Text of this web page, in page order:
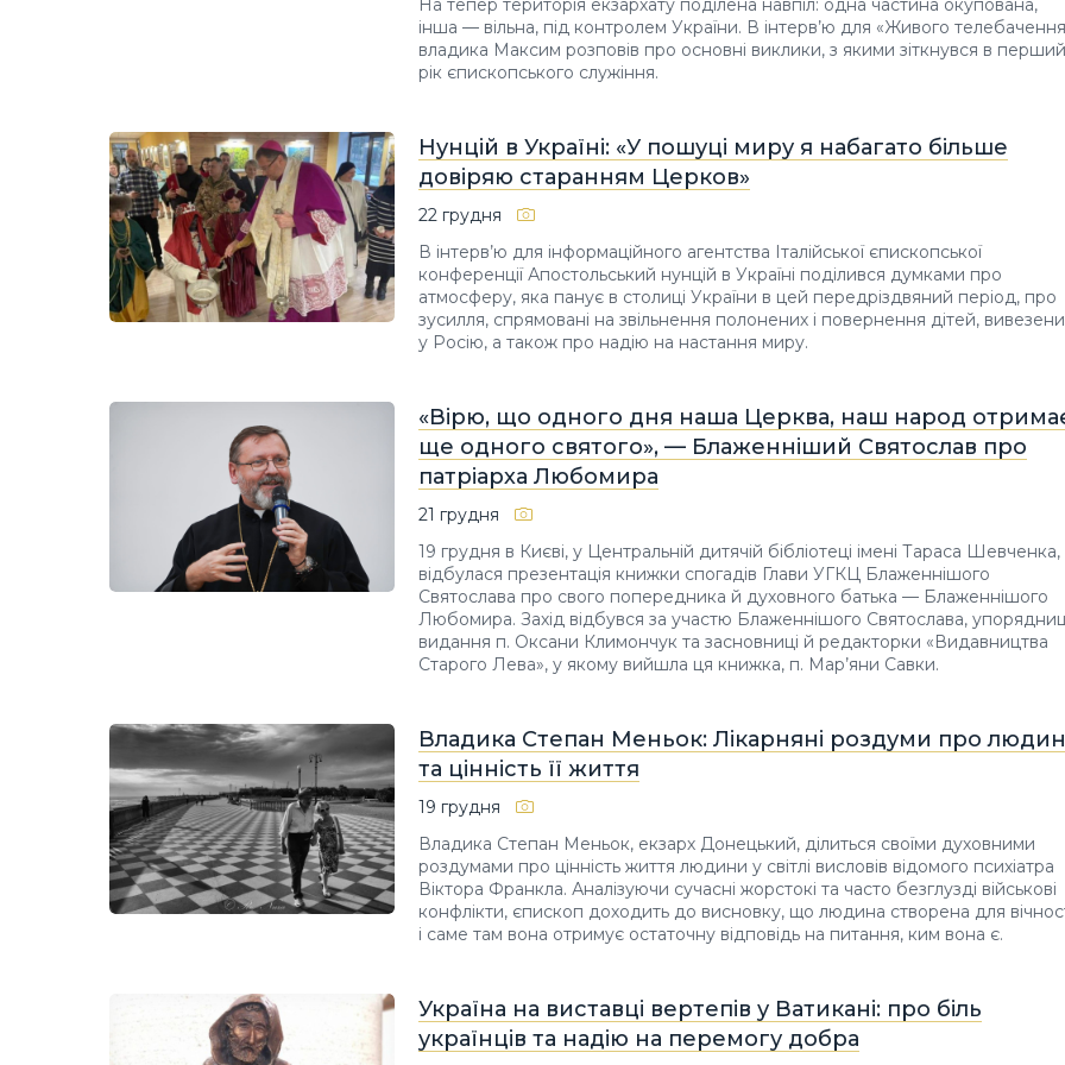
На тепер територія екзархату поділена навпіл: одна частина окупована,
інша — вільна, під контролем України. В інтерв’ю для «Живого
владика Максим розповів про основні виклики, з якими зіткнувся в перший
рік єпископського служіння.
Нунцій в Україні: «У пошуці миру я набагато більше
довіряю старанням Церков»
22 грудня
В інтерв’ю для інформаційного агентства Італійської єпископської
конференції Апостольський нунцій в Україні поділився думками про
атмосферу, яка панує в столиці України в цей передріздвяний період, про
зусилля, спрямовані на звільнення полонених і повернення дітей,
у Росію, а також про надію на настання миру.
«Вірю, що одного дня наша Церква, наш народ
ще одного святого», — Блаженніший Святослав про
патріарха Любомира
21 грудня
19 грудня в Києві, у Центральній дитячій бібліотеці імені Тараса Шевченка,
відбулася презентація книжки спогадів Глави УГКЦ Блаженнішого
Святослава про свого попередника й духовного батька — Блаженнішого
Любомира. Захід відбувся за участю Блаженнішого Святослава,
видання п. Оксани Климончук та засновниці й редакторки «Видавництва
Старого Лева», у якому вийшла ця книжка, п. Мар’яни Савки.
Владика Степан Меньок: Лікарняні роздуми про
та цінність її життя
19 грудня
Владика Степан Меньок, екзарх Донецький, ділиться своїми духовними
роздумами про цінність життя людини у світлі висловів відомого психіатра
Віктора Франкла. Аналізуючи сучасні жорстокі та часто безглузді військові
конфлікти, єпископ доходить до висновку, що людина створена для
і саме там вона отримує остаточну відповідь на питання, ким вона є.
Україна на виставці вертепів у Ватикані: про біль
українців та надію на перемогу добра